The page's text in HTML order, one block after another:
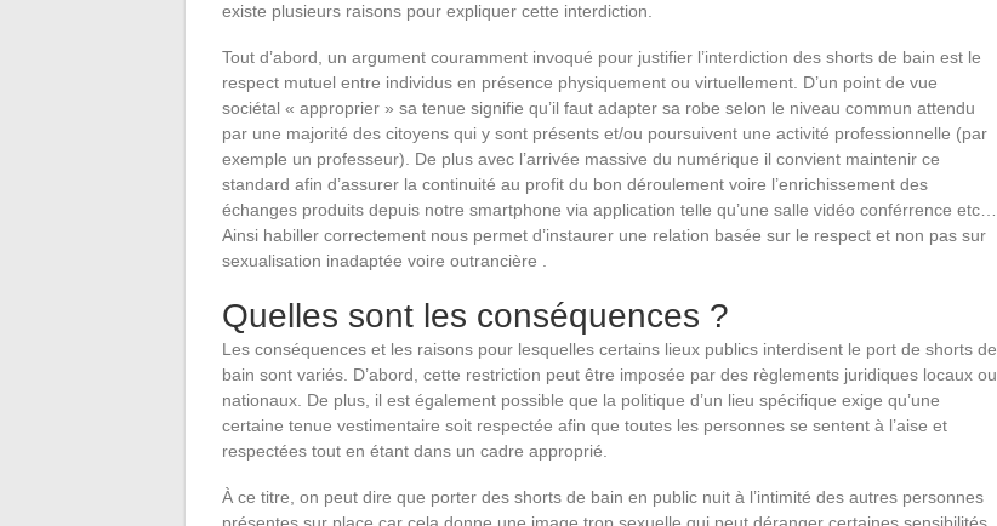
existe plusieurs raisons pour expliquer cette interdiction.
Tout d’abord, un argument couramment invoqué pour justifier l’interdiction des shorts de bain est le
respect mutuel entre individus en présence physiquement ou virtuellement. D’un point de vue
sociétal « approprier » sa tenue signifie qu’il faut adapter sa robe selon le niveau commun attendu
par une majorité des citoyens qui y sont présents et/ou poursuivent une activité professionnelle (par
exemple un professeur). De plus avec l’arrivée massive du numérique il convient maintenir ce
standard afin d’assurer la continuité au profit du bon déroulement voire l’enrichissement des
échanges produits depuis notre smartphone via application telle qu’une salle vidéo conférrence etc…
Ainsi habiller correctement nous permet d’instaurer une relation basée sur le respect et non pas sur
sexualisation inadaptée voire outrancière .
Quelles sont les conséquences ?
Les conséquences et les raisons pour lesquelles certains lieux publics interdisent le port de shorts de
bain sont variés. D’abord, cette restriction peut être imposée par des règlements juridiques locaux ou
nationaux. De plus, il est également possible que la politique d’un lieu spécifique exige qu’une
certaine tenue vestimentaire soit respectée afin que toutes les personnes se sentent à l’aise et
respectées tout en étant dans un cadre approprié.
À ce titre, on peut dire que porter des shorts de bain en public nuit à l’intimité des autres personnes